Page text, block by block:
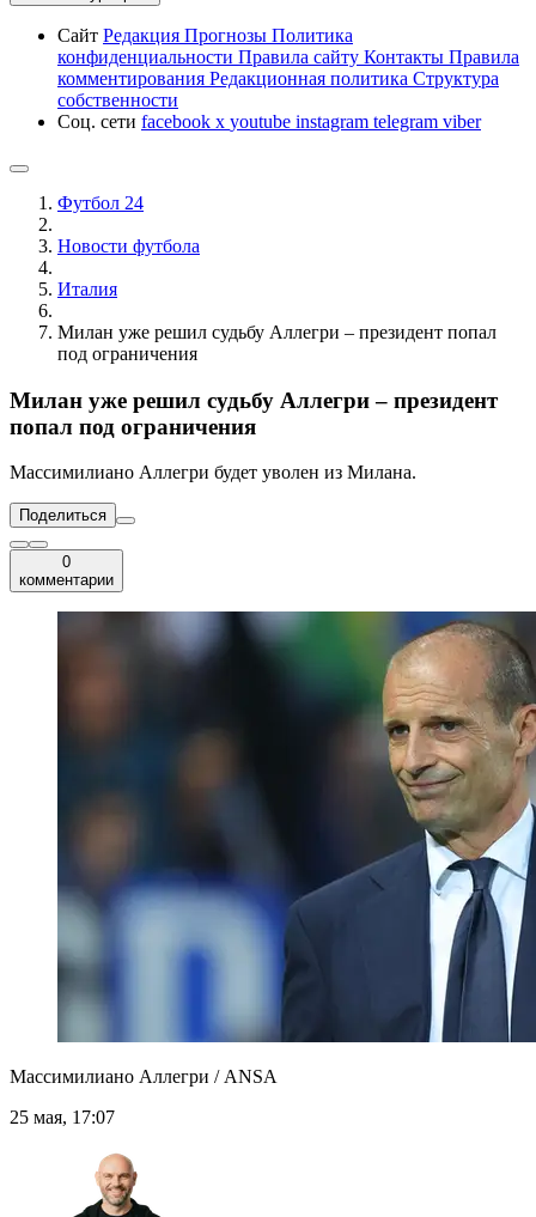
Сайт Редакция Прогнозы Политика
конфиденциальности Правила сайту Контакты Правила
комментирования Редакционная политика Структура
собственности
Соц. сети facebook x youtube instagram telegram viber
Футбол 24
Новости футбола
Италия
Милан уже решил судьбу Аллегри – президент попал
под ограничения
Милан уже решил судьбу Аллегри – президент
попал под ограничения
Массимилиано Аллегри будет уволен из Милана.
Поделиться
0
комментарии
Массимилиано Аллегри / ANSA
25 мая, 17:07